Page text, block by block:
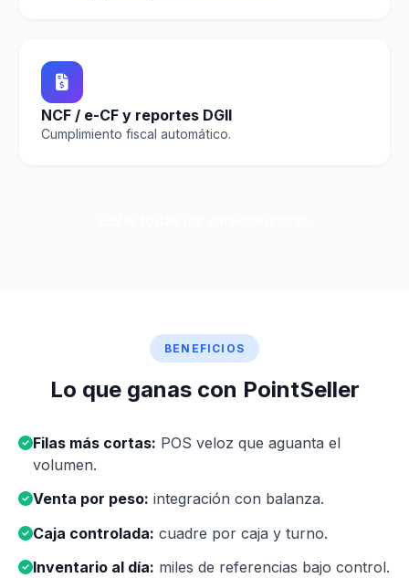
NCF / e-CF y reportes DGII
Cumplimiento fiscal automático.
BENEFICIOS
Lo que ganas con PointSeller
Filas más cortas: POS veloz que aguanta el
volumen.
Venta por peso: integración con balanza.
Caja controlada: cuadre por caja y turno.
Inventario al día: miles de referencias bajo control.